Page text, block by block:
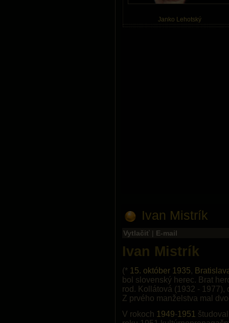
Janko Lehotský
Ivan Mistrík
Vytlačiť | E-mail
Ivan Mistrík
(* 15. október 1935,
bol slovenský herec. Brat
rod. Kollátová (1932 -
Z prvého manželstva mal
V rokoch 1949-1951